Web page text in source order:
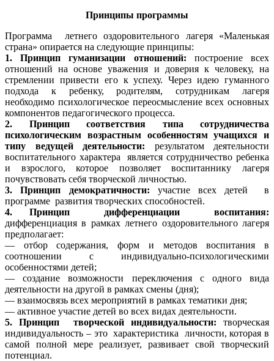
Принципы программы
Программа летнего оздоровительного лагеря «Маленькая
страна» опирается на следующие принципы:
1. Принцип гуманизации отношений: построение всех
отношений на основе уважения и доверия к человеку, на
стремлении привести его к успеху. Через идею гуманного
подхода к ребенку, родителям, сотрудникам лагеря
необходимо психологическое переосмысление всех основных
компонентов педагогического процесса.
2. Принцип соответствия типа сотрудничества
психологическим возрастным особенностям учащихся и
типу ведущей деятельности: результатом деятельности
воспитательного характера является сотрудничество ребенка
и взрослого, которое позволяет воспитаннику лагеря
почувствовать себя творческой личностью.
3. Принцип демократичности: участие всех детей в
программе развития творческих способностей.
4. Принцип дифференциации воспитания:
дифференциация в рамках летнего оздоровительного лагеря
предполагает:
— отбор содержания, форм и методов воспитания в
соотношении с индивидуально-психологическими
особенностями детей;
— создание возможности переключения с одного вида
деятельности на другой в рамках смены (дня);
— взаимосвязь всех мероприятий в рамках тематики дня;
— активное участие детей во всех видах деятельности.
5. Принцип творческой индивидуальности: творческая
индивидуальность – это характеристика личности, которая в
самой полной мере реализует, развивает свой творческий
потенциал.